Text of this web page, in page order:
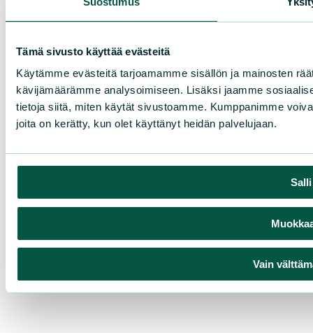
Tämä sivusto käyttää evästeitä
Käytämme evästeitä tarjoamamme sisällön ja mainosten
kävijämäärämme analysoimiseen. Lisäksi jaamme
tietoja siitä, miten käytät sivustoamme. Kumppanimme
joita on kerätty, kun olet käyttänyt heidän palvelujaan.
Vain